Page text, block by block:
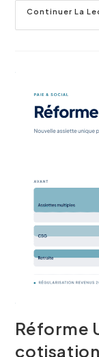
Continuer La
Réforme